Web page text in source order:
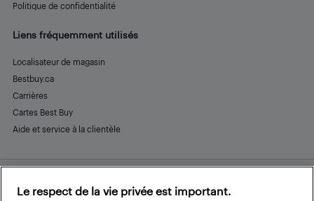
Politique de confidentialité
Liens fréquemment utilisés
Localisateur de magasin
Bestbuy.ca
Carrières
Cartes Best Buy
Aide et service à la clientèle
Restez connecté
Le respect de la vie privée est important.